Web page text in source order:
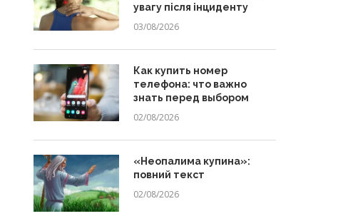
увагу після інциденту
03/08/2026
Как купить номер
телефона: что важно
знать перед выбором
02/08/2026
«Неопалима купина»:
повний текст
02/08/2026